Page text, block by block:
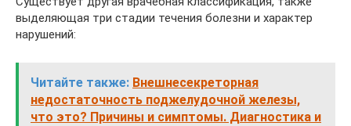
выделяющая три стадии течения болезни и характер
нарушений:
Читайте также: Внешнесекреторная
недостаточность поджелудочной железы,
что это? Причины и симптомы. Диагностика и